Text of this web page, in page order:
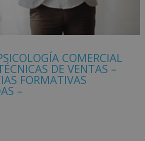
COMERCIAL
DE VENTAS –
FORMATIVAS
–